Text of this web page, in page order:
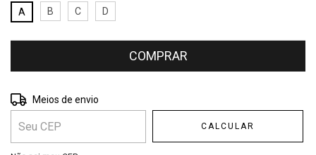
A B C D
Entregas para o CEP:
Meios de envio
CALCULAR